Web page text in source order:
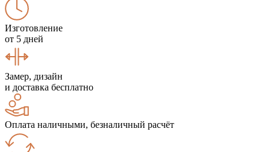
Изготовление
от 5 дней
Замер, дизайн
и доставка бесплатно
Оплата наличными, безналичный расчёт